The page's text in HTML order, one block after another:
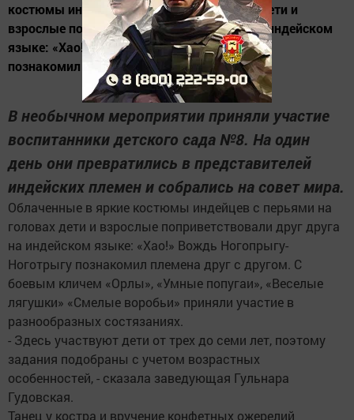
костюмы индейцев с перьями на головах дети и
взрослые поприветствовали друг друга на индейском
языке: «Хао!» Вождь Ногопрыгу-Ноготрыгу
познакомил племена друг с другом. С...
В необычном мероприятии приняли участие
воспитанники детского сада №8. На один
день они превратились в представителей
индейских племен и собрались на совет мира.
Облаченные в яркие костюмы индейцев с перьями на
головах дети и взрослые поприветствовали друг друга
на индейском языке: «Хао!» Вождь Ногопрыгу-
Ноготрыгу познакомил племена друг с другом. С
боевым кличем «Орлы», «Умные попугаи», «Веселые
лягушки» «Смелые воробьи» приняли участие в
разнообразных состязаниях.
- Здесь участвуют дети от трех до семи лет, поэтому
задания подобраны с учетом возрастных
особенностей, - сказала заведующая Гульнара
Гудовская.
Танец у костра и вручение конфетных ожерелий